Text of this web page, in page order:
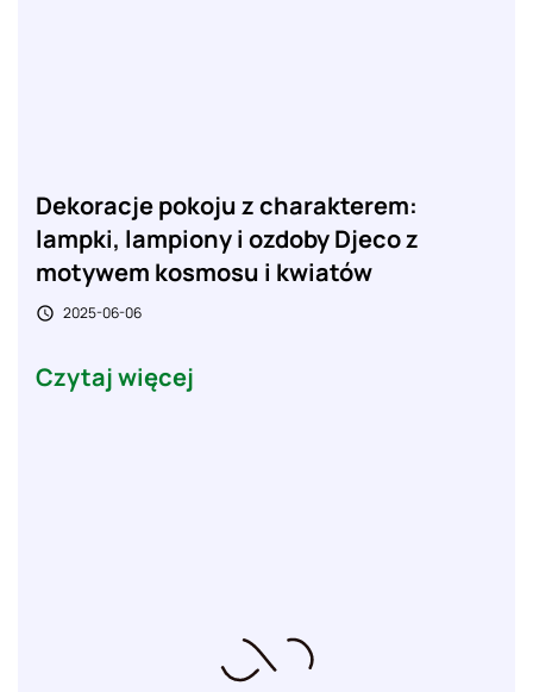
Dekoracje pokoju z charakterem:
lampki, lampiony i ozdoby Djeco z
motywem kosmosu i kwiatów
 2025-06-06
Czytaj więcej